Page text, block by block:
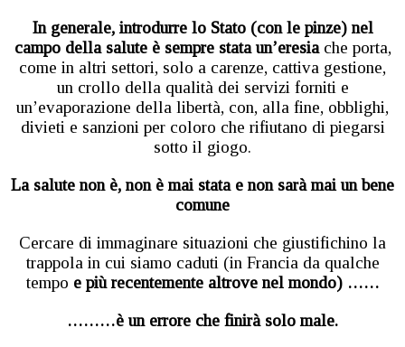
In generale, introdurre lo Stato (con le pinze) nel
campo della salute è sempre stata un’eresiache porta,
come in altri settori, solo a carenze, cattiva gestione,
un crollo della qualità dei servizi forniti e
un’evaporazione della libertà, con, alla fine, obblighi,
divieti e sanzioni per coloro che rifiutano di piegarsi
sotto il giogo.
La salute non è, non è mai stata e non sarà mai un bene
comune
Cercare di immaginare situazioni che giustifichino la
trappola in cui siamo caduti (in Francia da qualche
tempo e più recentemente altrove nel mondo) ……
………è un errore che finirà solo male.